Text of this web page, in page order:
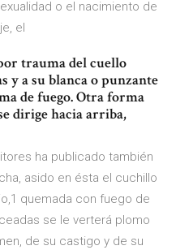
o el nacimiento de
el
trauma del cuello
y a su blanca o punzante
de fuego. Otra forma
dirige hacia arriba,
ha publicado también
asido en ésta el cuchillo
quemada con fuego de
se le verterá plomo
de su castigo y de su